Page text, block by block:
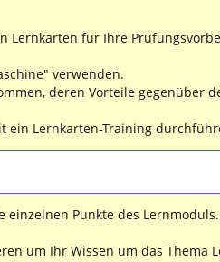
Lernkarten für Ihre
verwenden.
deren Vorteile gegenüber
ein Lernkarten-Training
Punkte des
um Ihr Wissen um das